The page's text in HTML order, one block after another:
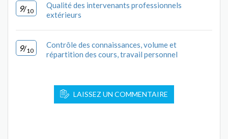
9/10
Qualité des intervenants professionnels
extérieurs
9/10
Contrôle des connaissances, volume et
répartition des cours, travail personnel
LAISSEZ UN COMMENTAIRE